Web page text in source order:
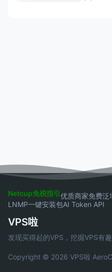
Netcup免税指引优质商家免费泛
LNMP一键安装包AI Token API
VPS啦
发现买得起的VPS，挖掘VPS有
Copyright © 2026 VPS啦